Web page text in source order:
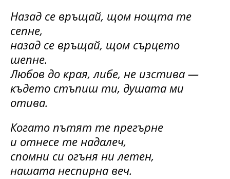
Назад се връщай, щом нощта те
сепне,
назад се връщай, щом сърцето
шепне.
Любов до края, либе, не изстива —
където стъпиш ти, душата ми
отива.
Когато пътят те прегърне
и отнесе те надалеч,
спомни си огъня ни летен,
нашата неспирна веч.